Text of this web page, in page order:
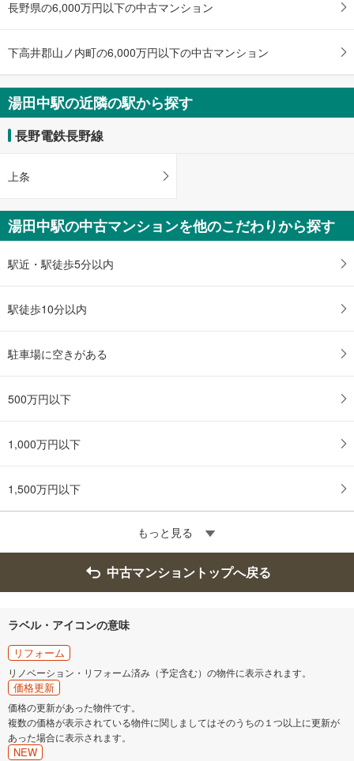
け
・
件
を
マ
イ
ー
に
保
す
長野県の6,000万円以下の中古マンション
下高井郡山ノ内町の6,000万円以下の中古マンション
湯田中駅の近隣の駅から探す
長野電鉄長野線
上条
湯田中駅の中古マンションを他のこだわりから探す
駅近・駅徒歩5分以内
駅徒歩10分以内
駐車場に空きがある
500万円以下
1,000万円以下
1,500万円以下
もっと見る
中古マンショントップへ戻る
ラベル・アイコンの意味
リフォーム
リノベーション・リフォーム済み（予定含む）の物件に表示されます。
価格更新
価格の更新があった物件です。
複数の価格が表示されている物件に関しましてはそのうちの１つ以上に更新が
あった場合に表示されます。
NEW